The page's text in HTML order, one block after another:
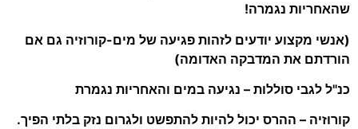
שהאחריות נגמרה!
(אנשי מקצוע יודעים לזהות פגיעה של מים-קורוזיה גם אם
הורדתם את המדבקה האדומה)
כנ"ל לגבי סוללות – נגיעה במים והאחריות נגמרת
קורוזיה – ההרס יכול להיות להתפשט ולגרום נזק בלתי הפיך.